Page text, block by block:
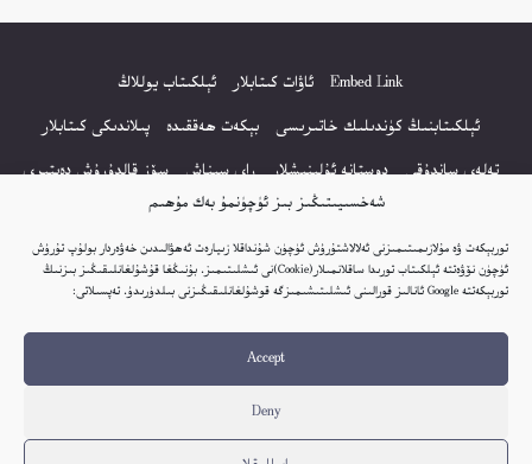
شەخسىيىتىڭىز بىز ئۈچۈنمۇ بەك مۇھىم
توربېكەت ۋە مۇلازىمىتىمىزنى ئەلالاشتۇرۇش ئۈچۈن شۇنداقلا زىيارەت ئەھۋالىدىن خەۋەردار بولۇپ تۇرۇش
ئۈچۈن نۆۋەتتە ئېلكىتاب تورىدا ساقلانمىلار(Cookie)نى ئىشلىتىمىز. بۇنىڭغا قۇشۇلغانلىقىڭىز بىزنىڭ
توربېكەتتە Google ئانالىز قورالىنى ئىشلىتىشىمىزگە قوشۇلغانلىقىڭىزنى بىلدۈرىدۇ. تەپسىلاتى:
Accept
Deny
Embed Link ئاۋات كىتابلار
ئېلكىتاب يوللاڭ
ئېلكىتابنىڭ كۈندىلىك خاتىرىسى
بېكەت ھەققىدە
پىلاندىكى كىتابلار
تەلەي ساندۇقى
دوستانە ئۇلىنىشلار راي سىناش
سۆز قالدۇرۇش دەپتىرى
كۆپ سورالغان سۇئاللار
كىتاب تىزىملىكى
مەخپىيەتلىك باياناتى
نەشىر ھوقۇقى باياناتى
© 2017-2026 تور بېكەتنىڭ بارلىق ھوقۇقى ئېلكىتاب تورى غا مەنسۇپ.
تور بېكەت ھەققىدە تەكلىپ - پىكىر بولسا، تۆۋەندىكى ئېلخەت ئارقىلىق بېكەت